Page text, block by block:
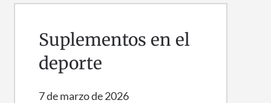
Suplementos en el
deporte
7 de marzo de 2026